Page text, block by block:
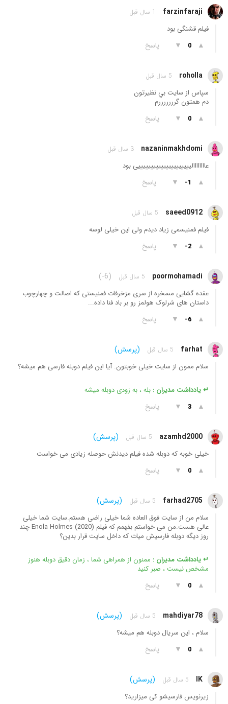
farzinfaraji 1 سال قبل
فیلم قشنگی بود
▲
0
▼ پاسخ
roholla 5 سال قبل
سپاس از سايت بي نظيرتون
دم همتون گرررررررم
▲
0
▼ پاسخ
nazaninmakhdomi 3 سال قبل
عاااااااالیییییییییییییییییییییی بود
▲
-1
▼ پاسخ
saeed0912 5 سال قبل
فیلم فمنیسمی زیاد دیدم ولی این خیلی لوسه
▲
-2
▼ پاسخ
poormohamadi 5 سال قبل (-6)
عقده گشایی مسخره از سری مزخرفات فمنیستی که اصالت و چهارچوب
داستان های شرلوک هولمز رو بر باد فنا داده...
▲
-6
▼ پاسخ
farhat 5 سال قبل (پرسش)
سلام ممون از سایت خیلی خوبتون. آیا این فیلم دوبله فارسی هم میشه؟
↵ یادداشت مدیران : بله ، به زودی دوبله میشه
▲
3
▼ پاسخ
azamhd2000 5 سال قبل (پرسش)
خیلی خوبه که دوبله شده فیلم دیدنش حوصله زیادی می خواست
▲
0
▼ پاسخ
farhad2705 5 سال قبل (پرسش)
سلام من از سایت فوق العاده شما خیلی راضی هستم.سایت شما خیلی
عالی هست.من می خواستم بفهمم که فیلم Enola Holmes (2020) چند
روز دیگه دوبله فارسیش میات که داخل سایت قرار بدین؟
↵ یادداشت مدیران : ممنون از همراهی شما ، زمان دقیق دوبله هنوز
مشخص نیست ، صبر کنید
▲
0
▼ پاسخ
mahdiyar78 5 سال قبل (پرسش)
سلام ، این سریال دوبله هم میشه؟
▲
0
▼ پاسخ
IK 5 سال قبل (پرسش)
زیرنویس فارسیشو کی میزارید؟